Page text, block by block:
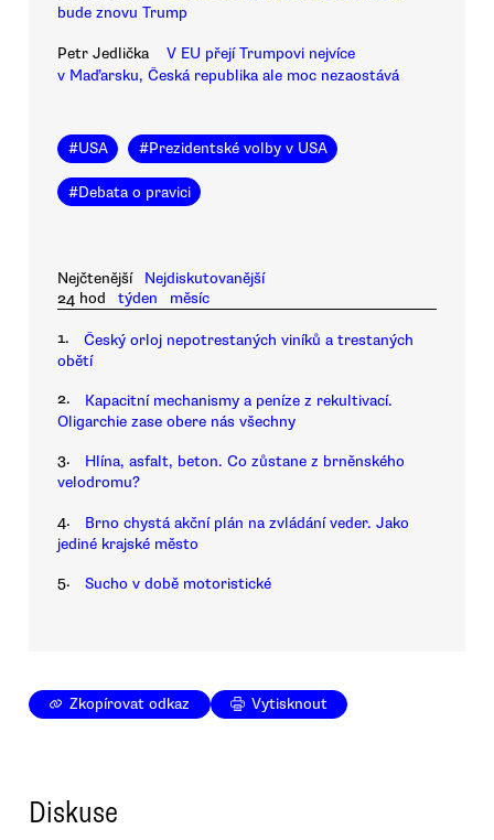
bude znovu Trump
Petr Jedlička
V EU přejí Trumpovi nejvíce
v Maďarsku, Česká republika ale moc nezaostává
#USA #Prezidentské volby v USA
#Debata o pravici
Nejčtenější
Nejdiskutovanější
24 hod
týden měsíc
1.
Český orloj nepotrestaných viníků a trestaných
obětí
2.
Kapacitní mechanismy a peníze z rekultivací.
Oligarchie zase obere nás všechny
3.
Hlína, asfalt, beton. Co zůstane z brněnského
velodromu?
4.
Brno chystá akční plán na zvládání veder. Jako
jediné krajské město
5. Sucho v době motoristické
Zkopírovat odkaz Vytisknout
Diskuse